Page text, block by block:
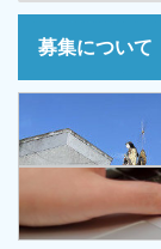
募集について